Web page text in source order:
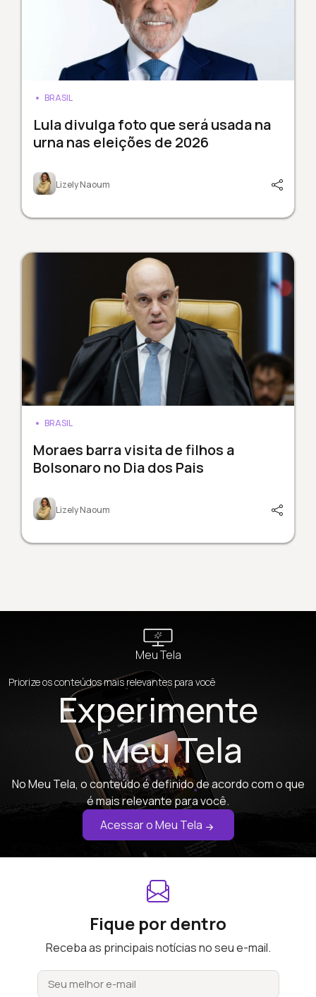
BRASIL
Lula divulga foto que será usada na
urna nas eleições de 2026
Lizely Naoum
BRASIL
Moraes barra visita de filhos a
Bolsonaro no Dia dos Pais
Lizely Naoum
Meu Tela
Priorize os conteúdos mais relevantes para você
Experimente
o Meu Tela
No Meu Tela, o conteúdo é definido de acordo com o que
é mais relevante para você.
Acessar o Meu Tela
Fique por dentro
Receba as principais notícias no seu e-mail.